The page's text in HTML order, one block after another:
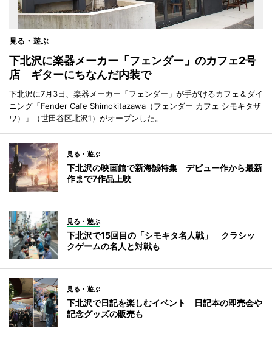
見る・遊ぶ
下北沢に楽器メーカー「フェンダー」のカフェ2号
店 ギターにちなんだ内装で
下北沢に7月3日、楽器メーカー「フェンダー」が手がけるカフェ＆ダイ
ニング「Fender Cafe Shimokitazawa（フェンダー カフェ シモキタザ
ワ）」（世田谷区北沢1）がオープンした。
見る・遊ぶ
下北沢の映画館で新海誠特集 デビュー作から最新
作まで7作品上映
見る・遊ぶ
下北沢で15回目の「シモキタ名人戦」 クラシッ
クゲームの名人と対戦も
見る・遊ぶ
下北沢で日記を楽しむイベント 日記本の即売会や
記念グッズの販売も